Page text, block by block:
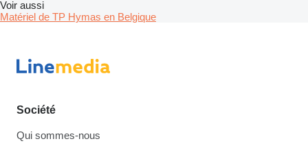
Voir aussi
Matériel de TP Hymas en Belgique
Société
Qui sommes-nous